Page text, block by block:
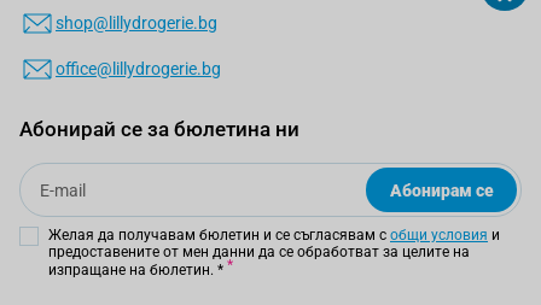
shop@lillydrogerie.bg
office@lillydrogerie.bg
Абонирай се за бюлетина ни
Email
Абонирам се
Желая да получавам бюлетин и се съгласявам с общи условия и
предоставените от мен данни да се обработват за целите на
изпращане на бюлетин. *